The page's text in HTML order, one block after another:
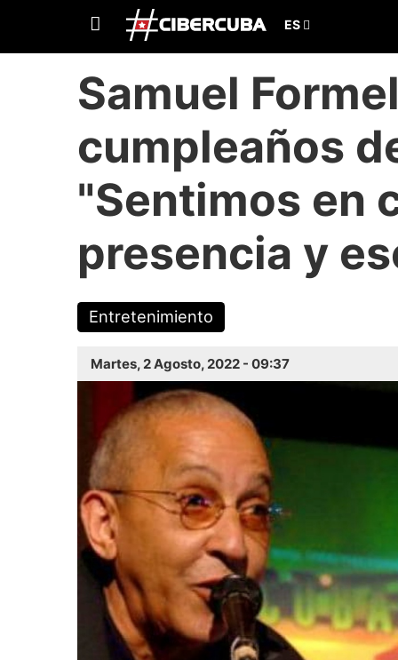
Samuel
cumpleaños
"Sentimos en
presencia y
Entretenimiento
Martes, 2 Agosto, 2022 - 09:37